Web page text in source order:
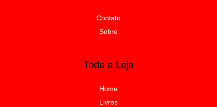
Contato
Sobre
Toda a Loja
Home
Livros